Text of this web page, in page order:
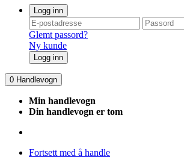
Logg inn
Glemt passord?
Ny kunde
Logg inn
0 Handlevogn
Min handlevogn
Din handlevogn er tom
Fortsett med å handle